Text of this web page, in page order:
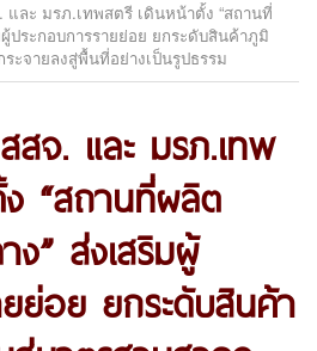
และ มรภ.เทพสตรี เดินหน้าตั้ง “สถานที่
ประกอบการรายย่อย ยกระดับสินค้าภูมิ
จายลงสู่พื้นที่อย่างเป็นรูปธรรม
จ. และ มรภ.เทพ
“สถานที่ผลิต
” ส่งเสริมผู้
ย่อย ยกระดับสินค้า